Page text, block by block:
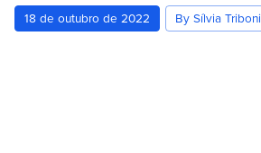
18 de outubro de 2022 By Sílvia Triboni